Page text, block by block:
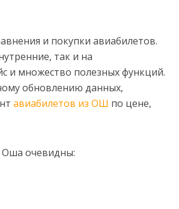
и покупки авиабилетов.
так и на
и множество полезных функций.
обновлению данных,
авиабилетов из ОШ по цене,
Оша очевидны: